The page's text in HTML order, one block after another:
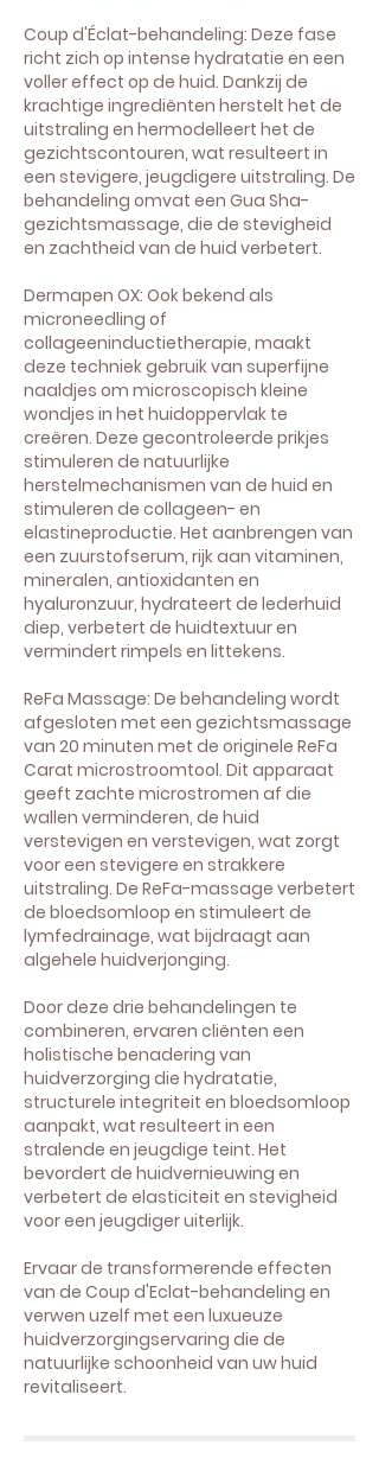
Coup d'Éclat-behandeling: Deze fase
richt zich op intense hydratatie en een
voller effect op de huid. Dankzij de
krachtige ingrediënten herstelt het de
uitstraling en hermodelleert het de
gezichtscontouren, wat resulteert in
een stevigere, jeugdigere uitstraling. De
behandeling omvat een Gua Sha-
gezichtsmassage, die de stevigheid
en zachtheid van de huid verbetert.
Dermapen OX: Ook bekend als
microneedling of
collageeninductietherapie, maakt
deze techniek gebruik van superfijne
naaldjes om microscopisch kleine
wondjes in het huidoppervlak te
creëren. Deze gecontroleerde prikjes
stimuleren de natuurlijke
herstelmechanismen van de huid en
stimuleren de collageen- en
elastineproductie. Het aanbrengen van
een zuurstofserum, rijk aan vitaminen,
mineralen, antioxidanten en
hyaluronzuur, hydrateert de lederhuid
diep, verbetert de huidtextuur en
vermindert rimpels en littekens.
ReFa Massage: De behandeling wordt
afgesloten met een gezichtsmassage
van 20 minuten met de originele ReFa
Carat microstroomtool. Dit apparaat
geeft zachte microstromen af die
wallen verminderen, de huid
verstevigen en verstevigen, wat zorgt
voor een stevigere en strakkere
uitstraling. De ReFa-massage verbetert
de bloedsomloop en stimuleert de
lymfedrainage, wat bijdraagt aan
algehele huidverjonging.
Door deze drie behandelingen te
combineren, ervaren cliënten een
holistische benadering van
huidverzorging die hydratatie,
structurele integriteit en bloedsomloop
aanpakt, wat resulteert in een
stralende en jeugdige teint. Het
bevordert de huidvernieuwing en
verbetert de elasticiteit en stevigheid
voor een jeugdiger uiterlijk.
Ervaar de transformerende effecten
van de Coup d'Eclat-behandeling en
verwen uzelf met een luxueuze
huidverzorgingservaring die de
natuurlijke schoonheid van uw huid
revitaliseert.